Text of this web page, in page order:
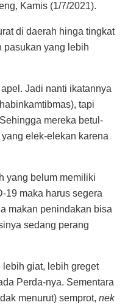
Kamis (1/7/2021).
di daerah hinga tingkat
pasukan yang lebih
Jadi nanti ikatannya
tapi
mereka betul-
elek-elekan karena
yang belum memiliki
19 maka harus segera
makan penindakan bisa
sedang perang
lebih giat, lebih greget
Perda-nya. Sementara
menurut) semprot, nek